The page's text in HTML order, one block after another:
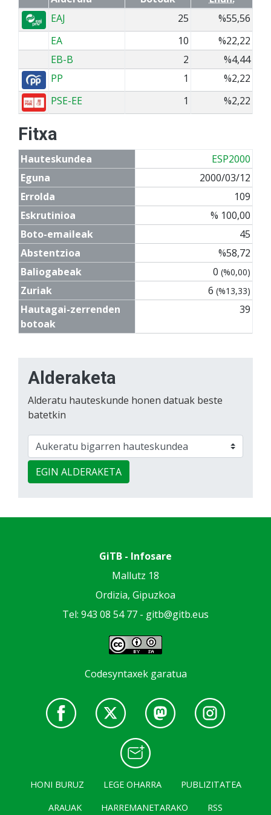
EAJ
25
%55,56
EA
10
%22,22
EB-B
2
%4,44
PP
1
%2,22
PSE-EE
1 %2,22
Fitxa
Hauteskundea
ESP2000
Eguna
2000/03/12
Errolda
109
Eskrutinioa
% 100,00
Boto-emaileak
45
Abstentzioa
%58,72
Baliogabeak
0 (%0,00)
Zuriak 6 (%13,33)
Hautagai-zerrenden
botoak
39
Alderaketa
Alderatu hauteskunde honen datuak beste
batetkin
EGIN ALDERAKETA
GiTB - Infosare
Mallutz 18
Ordizia, Gipuzkoa
Tel: 943 08 54 77 - gitb@gitb.eus
Codesyntaxek garatua
HONI BURUZ LEGE OHARRA
PUBLIZITATEA
ARAUAK
HARREMANETARAKO RSS